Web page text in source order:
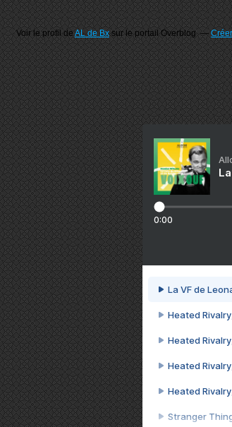
Voir le profil deAL de Bxsur le portail Overblog
0:00
La VF de
Heated
Heated
Heated
Heated
Stranger